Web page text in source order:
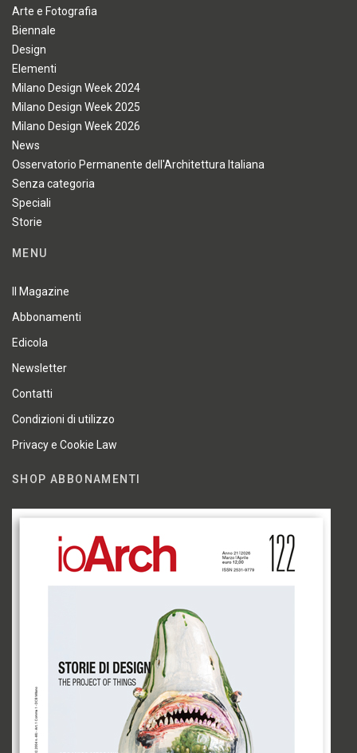
Arte e Fotografia
Biennale
Design
Elementi
Milano Design Week 2024
Milano Design Week 2025
Milano Design Week 2026
News
Osservatorio Permanente dell'Architettura Italiana
Senza categoria
Speciali
Storie
MENU
Il Magazine
Abbonamenti
Edicola
Newsletter
Contatti
Condizioni di utilizzo
Privacy e Cookie Law
SHOP ABBONAMENTI